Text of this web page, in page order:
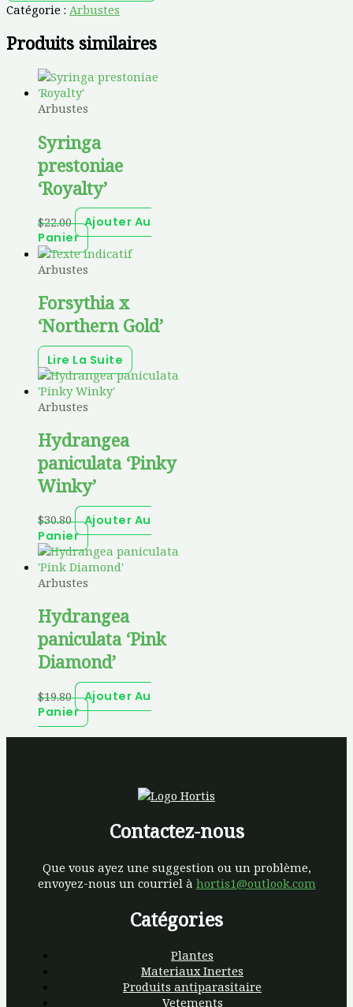
Catégorie : Arbustes
Produits similaires
Arbustes
Syringa
prestoniae
‘Royalty’
$22.00
Ajouter Au
Panier
Arbustes
Forsythia x
‘Northern Gold’
Lire La Suite
Arbustes
Hydrangea
paniculata ‘Pinky
Winky’
$30.80
Ajouter Au
Panier
Arbustes
Hydrangea
paniculata ‘Pink
Diamond’
$19.80
Ajouter Au
Panier
Contactez-nous
Que vous ayez une suggestion ou un problème,
envoyez-nous un courriel à hortis1@outlook.com
Catégories
Plantes
Materiaux Inertes
Produits antiparasitaire
Vetements